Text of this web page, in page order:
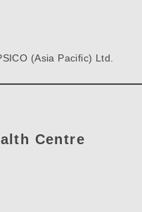
(Asia Pacific) Ltd.
Centre